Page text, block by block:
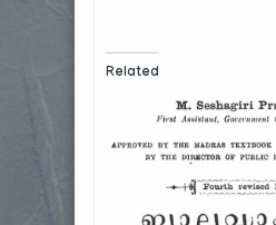
Related